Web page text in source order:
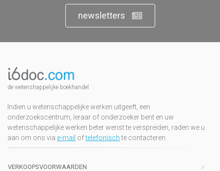
newsletters
de wetenshappelijke boekhandel
Indien u wetenschappelijke werken uitgeeft, een
onderzoekscentrum, leraar of onderzoeker bent en uw
wetenschappelijke werken beter wenst te verspreiden, raden we u
aan om ons via e-mail oftelefonischte contacteren
VERKOOPSVOORWAARDEN